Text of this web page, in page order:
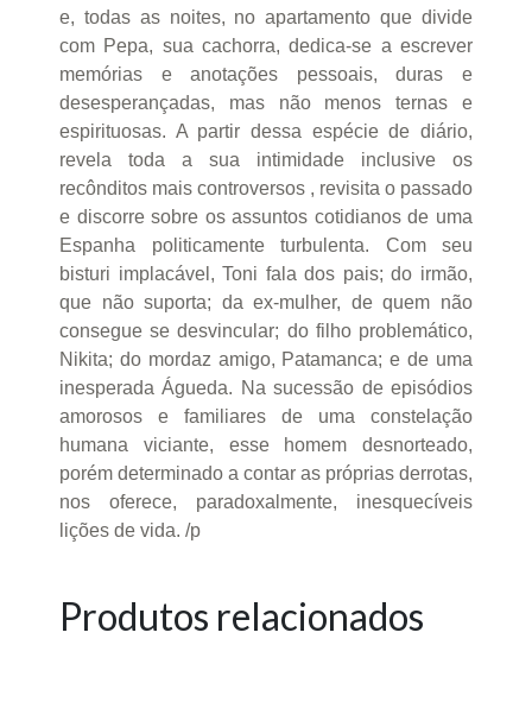
e, todas as noites, no apartamento que divide
com Pepa, sua cachorra, dedica-se a escrever
memórias e anotações pessoais, duras e
desesperançadas, mas não menos ternas e
espirituosas. A partir dessa espécie de diário,
revela toda a sua intimidade inclusive os
recônditos mais controversos , revisita o passado
e discorre sobre os assuntos cotidianos de uma
Espanha politicamente turbulenta. Com seu
bisturi implacável, Toni fala dos pais; do irmão,
que não suporta; da ex-mulher, de quem não
consegue se desvincular; do filho problemático,
Nikita; do mordaz amigo, Patamanca; e de uma
inesperada Águeda. Na sucessão de episódios
amorosos e familiares de uma constelação
humana viciante, esse homem desnorteado,
porém determinado a contar as próprias derrotas,
nos oferece, paradoxalmente, inesquecíveis
lições de vida. /p
Produtos relacionados